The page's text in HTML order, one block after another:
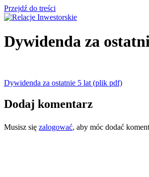
Przejdź do treści
Dywidenda za
Dywidenda za ostatnie 5 lat (plik pdf)
Dodaj komentarz
Musisz się zalogować, aby móc dodać